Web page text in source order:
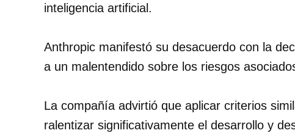
inteligencia artificial.
Anthropic manifestó su desacuerdo con la
a un malentendido sobre los riesgos
La compañía advirtió que aplicar criterios
ralentizar significativamente el desarrollo y